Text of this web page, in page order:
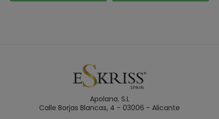
Apolana. S.L
Calle Borjas Blancas, 4 - 03006 - Alicante